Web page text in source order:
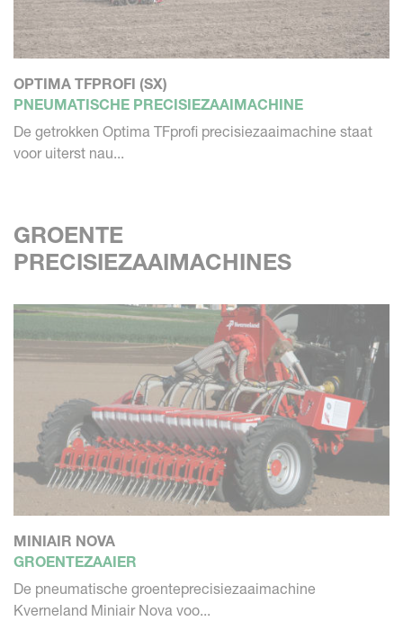
OPTIMA TFPROFI (SX)
PNEUMATISCHE PRECISIEZAAIMACHINE
De getrokken Optima TFprofi precisiezaaimachine staat
voor uiterst nau...
GROENTE
PRECISIEZAAIMACHINES
MINIAIR NOVA
GROENTEZAAIER
De pneumatische groenteprecisiezaaimachine
Kverneland Miniair Nova voo...